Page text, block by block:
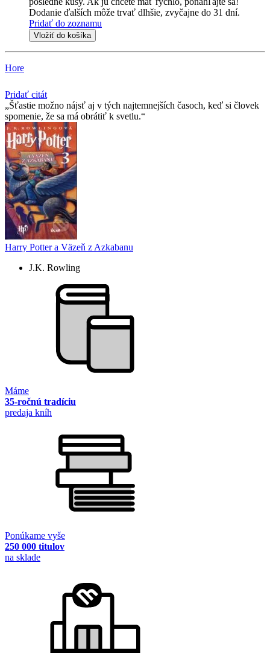
Dodanie ďalších môže trvať dlhšie, zvyčajne do 31 dní.
Pridať do zoznamu
Vložiť do košíka
Hore
Pridať citát
Šťastie možno nájsť aj v tých najtemnejších časoch, keď si človek
spomenie, že sa má obrátiť k svetlu.
Harry Potter a Väzeň z Azkabanu
J.K. Rowling
Máme
35-ročnú tradíciu
predaja kníh
Ponúkame vyše
250 000 titulov
na sklade